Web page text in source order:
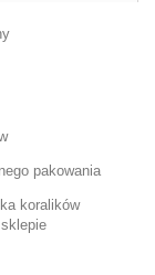
pakowania
koralików